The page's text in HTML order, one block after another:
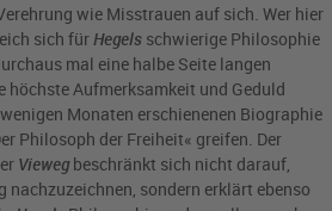
wie Misstrauen auf sich. Wer hier
sich für Hegels schwierige Philosophie
mal eine halbe Seite langen
höchste Aufmerksamkeit und Geduld
Monaten erschienenen Biographie
Philosoph der Freiheit« greifen. Der
Viewegbeschränkt sich nicht darauf,
nachzuzeichnen, sondern erklärt ebenso